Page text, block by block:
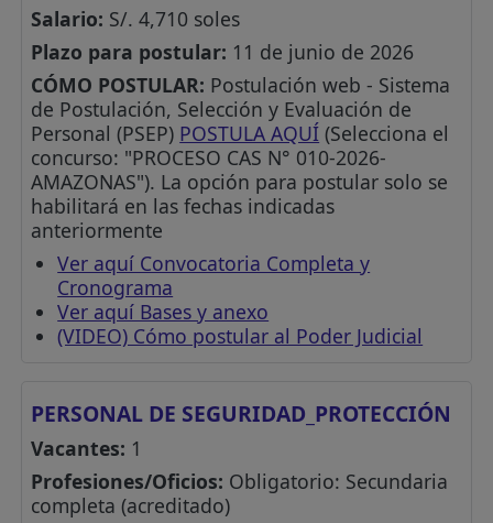
Salario: S/. 4,710 soles
Plazo para postular: 11 de junio de 2026
CÓMO POSTULAR: Postulación web - Sistema
de Postulación, Selección y Evaluación de
Personal (PSEP) POSTULA AQUÍ (Selecciona el
concurso: "PROCESO CAS N° 010-2026-
AMAZONAS"). La opción para postular solo se
habilitará en las fechas indicadas
anteriormente
Ver aquí Convocatoria Completa y
Cronograma
Ver aquí Bases y anexo
(VIDEO) Cómo postular al Poder Judicial
PERSONAL DE SEGURIDAD_PROTECCIÓN
Vacantes: 1
Profesiones/Oficios: Obligatorio: Secundaria
completa (acreditado)